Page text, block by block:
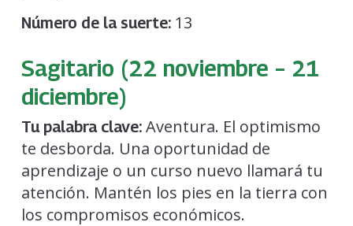
Número de la suerte:13
Sagitario (22 noviembre – 21
diciembre)
Tu palabra clave:Aventura. El optimismo
te desborda. Una oportunidad de
aprendizaje o un curso nuevo llamará tu
atención. Mantén los pies en la tierra con
los compromisos económicos.